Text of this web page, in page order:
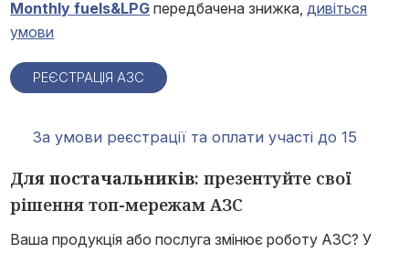
Monthly fuels&LPG передбачена знижка,дивіться
умови
РЕЄСТРАЦІЯ АЗС
За умови реєстрації та оплати участі до 15
Для постачальників: презентуйте свої
рішення топ-мережам АЗС
Ваша продукція або послуга змінює роботу АЗС? У